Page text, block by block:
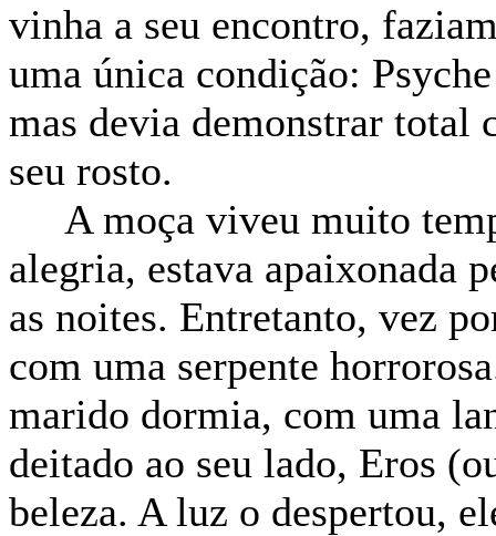
vinha a seu encontro,
uma única condição:
mas devia demonstrar total
seu rosto.
A moça viveu muito
alegria, estava apaixonada
as noites. Entretanto, vez
com uma serpente
marido dormia, com uma
deitado ao seu lado, Eros
beleza. A luz o despertou,